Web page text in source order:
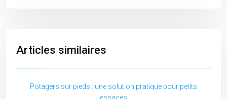
Articles similaires
Potagers sur pieds : une solution pratique pour petits
espaces